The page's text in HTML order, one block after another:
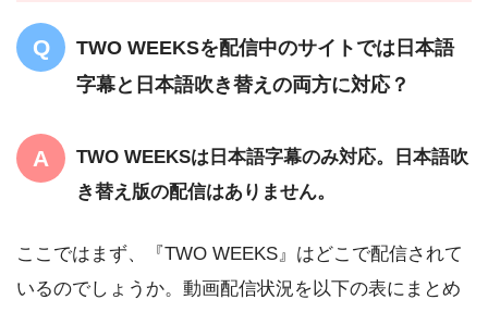
TWO WEEKSを配信中のサイトでは日本語
字幕と日本語吹き替えの両方に対応？
TWO WEEKSは日本語字幕のみ対応。日本語吹
き替え版の配信はありません。
ここではまず、『TWO WEEKS』はどこで配信されて
いるのでしょうか。動画配信状況を以下の表にまとめ